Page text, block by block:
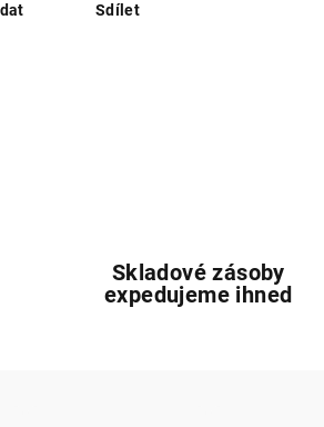
Sdílet
Skladové zásoby
expedujeme ihned